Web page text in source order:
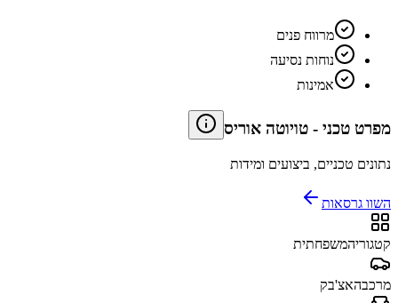
מרווח פנים
נוחות נסיעה
אמינות
מפרט טכני - טויוטה אוריס
נתונים טכניים, ביצועים ומידות
השוו גרסאות
קטגוריהמשפחתית
מרכבהאצ'בק